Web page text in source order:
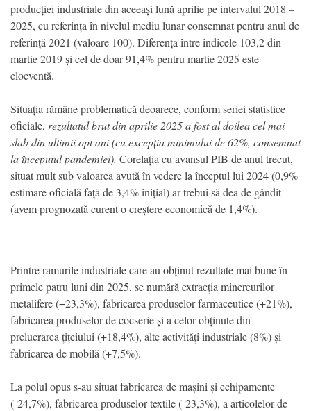
producției industriale din aceeași lună aprilie pe intervalul 2018 –
2025, cu referința în nivelul mediu lunar consemnat pentru anul de
referință 2021 (valoare 100). Diferența între indicele 103,2 din
martie 2019 și cel de doar 91,4% pentru martie 2025 este
elocventă.
Situația rămâne problematică deoarece, conform seriei statistice
oficiale, rezultatul brut din aprilie 2025 a fost al doilea cel mai
slab din ultimii opt ani (cu excepția minimului de 62%, consemnat
la începutul pandemiei). Corelația cu avansul PIB de anul trecut,
situat mult sub valoarea avută în vedere la începtul lui 2024 (0,9%
estimare oficială față de 3,4% inițial) ar trebui să dea de gândit
(avem prognozată curent o creștere economică de 1,4%).
Printre ramurile industriale care au obținut rezultate mai bune în
primele patru luni din 2025, se numără extracția minereurilor
metalifere (+23,3%), fabricarea produselor farmaceutice (+21%),
fabricarea produselor de cocserie și a celor obținute din
prelucrarea țițeiului (+18,4%), alte activități industriale (8%) și
fabricarea de mobilă (+7,5%).
La polul opus s-au situat fabricarea de mașini și echipamente
(-24,7%), fabricarea produselor textile (-23,3%), a articolelor de